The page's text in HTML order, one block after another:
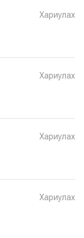
Хариулах
Хариулах
Хариулах
Хариулах